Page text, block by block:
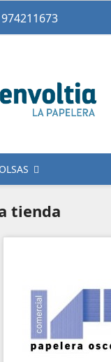
974211673
tienda